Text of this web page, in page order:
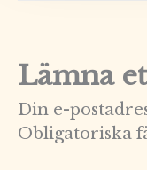
Lämna
Din e-
Obligatoriska